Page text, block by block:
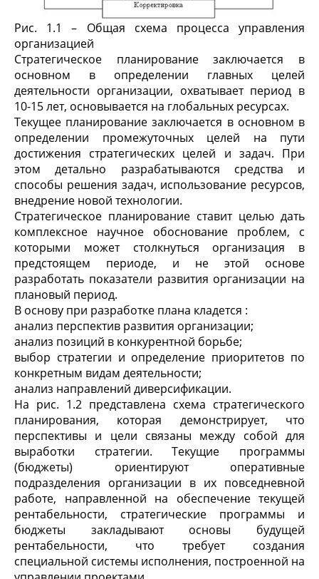
Рис. 1.1 – Общая схема процесса управления
организацией
Стратегическое планирование заключается в
основном в определении главных целей
деятельности организации, охватывает период в
10-15 лет, основывается на глобальных ресурсах.
Текущее планирование заключается в основном в
определении промежуточных целей на пути
достижения стратегических целей и задач. При
этом детально разрабатываются средства и
способы решения задач, использование ресурсов,
внедрение новой технологии.
Стратегическое планирование ставит целью дать
комплексное научное обоснование проблем, с
которыми может столкнуться организация в
предстоящем периоде, и не этой основе
разработать показатели развития организации на
плановый период.
В основу при разработке плана кладется :
анализ перспектив развития организации;
анализ позиций в конкурентной борьбе;
выбор стратегии и определение приоритетов по
конкретным видам деятельности;
анализ направлений диверсификации.
На рис. 1.2 представлена схема стратегического
планирования, которая демонстрирует, что
перспективы и цели связаны между собой для
выработки стратегии. Текущие программы
(бюджеты) ориентируют оперативные
подразделения организации в их повседневной
работе, направленной на обеспечение текущей
рентабельности, стратегические программы и
бюджеты закладывают основы будущей
рентабельности, что требует создания
специальной системы исполнения, построенной на